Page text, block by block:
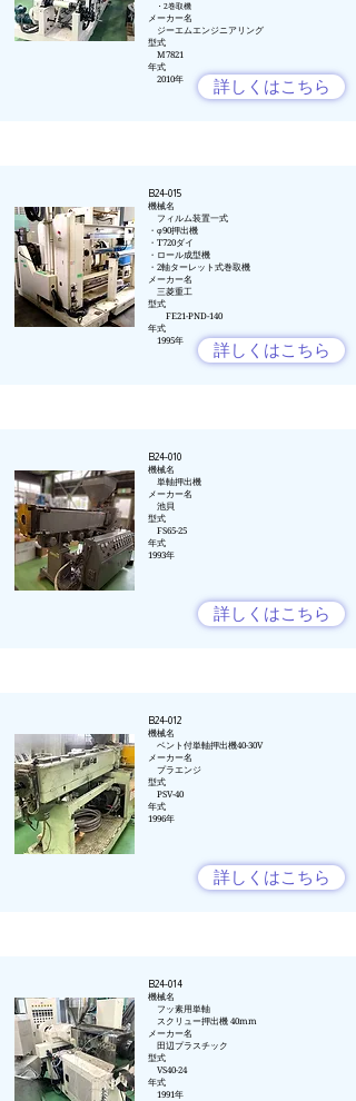
・2巻取機​
​メーカー名
​ ジーエムエンジニアリング
型式
M7821
年式
​ 2010年
詳しくはこちら
B24-015
​機械名
フィルム装置一式
・φ90押出機
・T720ダイ
・ロール成型機
・2軸ターレット式巻取機
​​メーカー名​
三菱重工
型式
​ FE21-PND-140
年式​
1995年
詳しくはこちら
B24-010
​機械名
単軸押出機
​​メーカー名​
池貝
型式
FS65-25
年式​
1993年
詳しくはこちら
B24-012
​機械名​​
ベント付単軸押出機40-30V
メーカー名​
プラエンジ
型式
PSV-40
年式​
1996年
詳しくはこちら
B24-014
​機械名
フッ素用単軸
スクリュー押出機 40mm
メーカー名​
田辺プラスチック
型式
VS40-24
年式​
1991年